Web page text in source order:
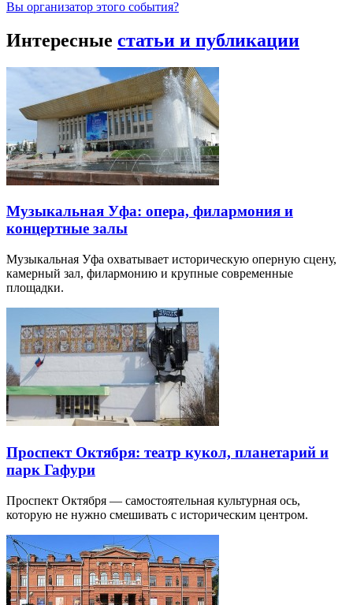
Вы организатор этого события?
Интересные статьи и публикации
Музыкальная Уфа: опера, филармония и
концертные залы
Музыкальная Уфа охватывает историческую оперную сцену,
камерный зал, филармонию и крупные современные
площадки.
Проспект Октября: театр кукол, планетарий и
парк Гафури
Проспект Октября — самостоятельная культурная ось,
которую не нужно смешивать с историческим центром.